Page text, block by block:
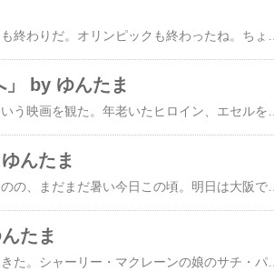
」 by ゆんたま
んたま
一年で一番暑いという「大暑」は乗り越えたものの、まだまだ暑い今日この頃。明日は大阪では天神祭の本宮である。この頃がやっぱり一番暑いのだ。で、明日はマヤ暦の「時をはずした日」でもある。今日24日が大晦日で、26日が元旦、その間の25日が「時をはずした日」。新しい１年が始まる前の、“一休み”みたいな一日。明日の夜はキャンドルでも灯して精油を焚いて、ゆっくり過ごそう。この日ぐらい、がんばらなくてもいいよ、ね？そういえばこの間、国際日本文化研究センターの前所長である片倉もとこ氏の講演内容が新聞に掲載されていた。それによると、イスラム世界には「ショグル（労働の時間）」「ラアブ（遊びの時間）」「ラーハ」という３つの時間があるそうだ。「ラーハ」という言葉は昔、「ゆとり」とか「リラックス」というような意味だと、知り合いに教えてもらったことがあるが、片倉氏はこの時間を「ゆとろぎ」と名づけている。「ゆとろぎ」というのは、「ゆとり」と「くつろぎ」を足して「り・く・つ（理屈）」を引いて作った造語だそうな。日本では「ゆとり」や「くつろぎ」に、仕事で疲れたから休むという受け身のニュアンスがあるが、イスラム世界には理屈ぬきで人生をいつくしむ生活感覚があるのだという。「学ぶ、ごろんとする、眠る、家族や友人とともにいる、祈る、お客をもてなす、お香をきく、瞑想する、散歩や旅をする、詩歌をつくる、歌う」などが片倉氏言うところの「ゆとろぎ文化」＝「ラーハ」であるらしい。「ラアブ」とどう違うのかとも思うが、「ラアブ」は動的で、「ラーハ」は静的な感じなのかな。親しい人達と、のんびりゆっくり人生を楽しむ時間。いいよねぇ。うっとり。私達日本人の中で、そういう時間を日常的に持てている人がどれだけいるんだろう？文化の違いとはいえ、人生を楽しむ余裕のあるイスラム世界の人たちが羨ましい。いや、昔は日本人もそういう余裕を持ってたんだろうにね。みんながポレポレ（ゆっくりゆっくり）とラーハを味わえるようになれば良いのにな。とりあえず、明日の夜はラーハ的に過ごそう。(^_^)!**********************************************スローライフスタイル
たま
昨日、相棒と映画「西の魔女が死んだ」を観てきた。シャーリー・マクレーンの娘のサチ・パーカーがお祖母さん（西の魔女）役で出ている映画だ。シャーリー・マクレーンと言えば有名な女優でありエンターテイナーで、大分前に深夜放送で彼女の舞台を見たが、当時でも60歳を越えていたと思うのに、その信じられない位パワフルなダンスと歌に驚いたことがある。彼女はスピ系の人なら誰でも知っている「アウト・オン・ア・リム」や「カミーノ」の著者で、体外離脱や前世体験といった話には事欠かない。「アウト・オン・ア・リム」はそれまで実利的な合理主義者だった著者が、これまで胡散臭いとしか思われていなかった精神世界に目覚めて、自分探しの旅を始めるという内容で、1983年にアメリカで出版されてから瞬く間に300万部以上を記録し、全世界に精神世界ブームを巻き起こした本だ。彼女へのインタビューの中で、「過去世で日本の芸者をしていたことがある」という話を読んだことがある。そんな理由からか彼女の日本びいきは有名で、娘に「サチコ」という名前をつけたとは聞いていたが、そのサチ・パーカーが日本に12歳まで住んでいたというのは初耳だった。シャーリー・マクレーンが仕事で忙しいので寄宿舎にでも預けられていたのだろうか。そのおかげで、映画の中のサチ・パーカーの日本語はとても滑らかで、適役だったと思う。最初はシャーリー・マクレーンにオファーがあったそうだが、スケジュールが合わなくて断ったところ、これは私が絶対やりたい、とサチ・パーカーがオーディションを受けて合格したのだそうだ。この映画、特別な盛り上がりがそうあるわけでもなく、不登校の孫が田舎に住むイギリス人の祖母の家にやってきて、1ヶ月余りの生活が淡々と綴られる。どっちかというと「インディ・ジョーンズ」を観たがっていた相棒にとっては、いかにもスカッとしない退屈な映画だったようだ。そりゃそうだよね。(^^;でも、なんだかじんわりと、後から感動が湧いてくるような映画だったよ。映画の中にたびたび出てくるハーブティーや温泉のように、あとからじんわり効いてくる。「おばあちゃん、大好き！」という孫の言葉に、「I know.」といつも優しく答える祖母。「I know.」という言葉の中に、普遍的なすべての愛が込められているようで、思い出すたびに涙ぐんでしまう。原作は何度も手に取りながら結局読んでないので、今度読んでみよう。私は町ッ子なので、ああいう田舎にずっと住むのは難しいだろうけど、いつか週末だけでもあんな自然の中でスローライフを送れるようになりたいなぁ。**********************************************スローライフスタイル